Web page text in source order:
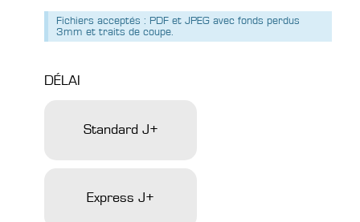
Fichiers acceptés : PDF et JPEG avec fonds perdus
3mm et traits de coupe.
DÉLAI
Standard J+
Express J+